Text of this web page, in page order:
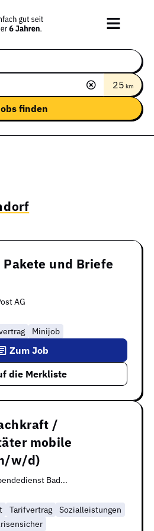
25 km
und Briefe
AG
Minijob
die Merkliste
Zum Job
/
mobile
w/d)
Bad...
Tarifvertrag
Sozialleistungen